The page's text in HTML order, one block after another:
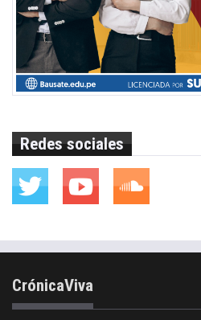
Redes sociales
CrónicaViva